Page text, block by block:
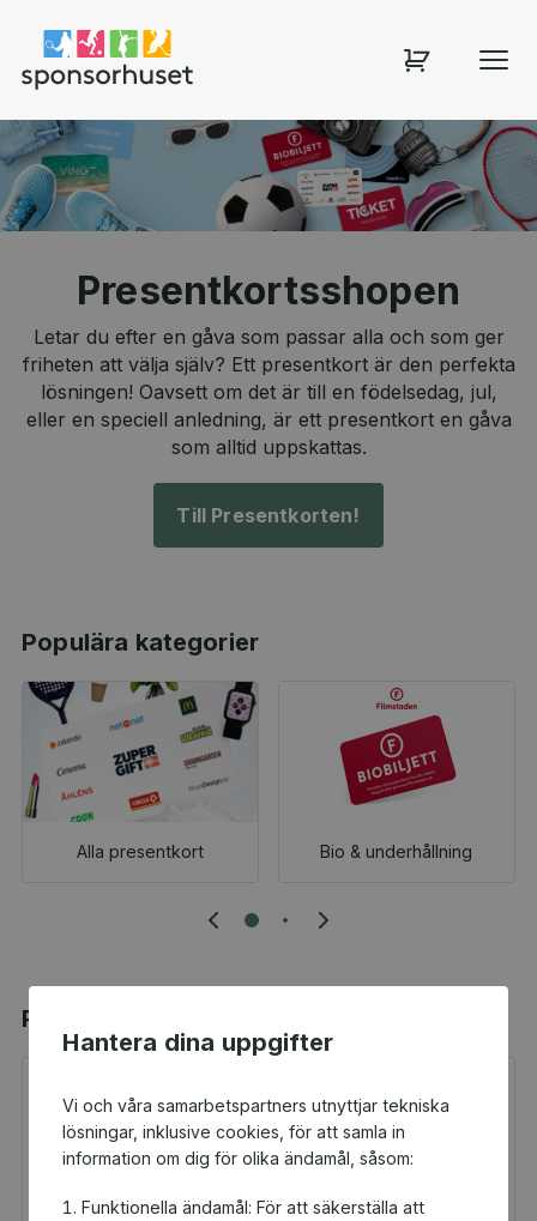
Hantera dina uppgifter
Vi och våra samarbetspartners utnyttjar tekniska
lösningar, inklusive cookies, för att samla in
information om dig för olika ändamål, såsom:
Funktionella ändamål: För att säkerställa att
Sponsorhuset shop
Presentkortsshopen
Letar du efter en gåva som passar alla och som ger
friheten att välja själv? Ett presentkort är den perfekta
lösningen! Oavsett om det är till en födelsedag, jul,
eller en speciell anledning, är ett presentkort en gåva
som alltid uppskattas.
Till Presentkorten!
Populära kategorier
Alla presentkort Bio & underhållning
Populära produkter